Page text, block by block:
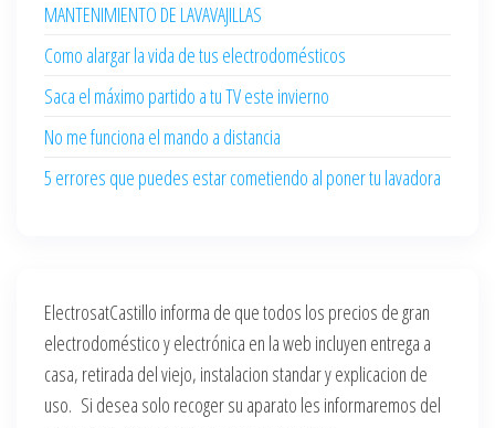
MANTENIMIENTO DE LAVAVAJILLAS
Como alargar la vida de tus electrodomésticos
Saca el máximo partido a tu TV este invierno
No me funciona el mando a distancia
5 errores que puedes estar cometiendo al poner tu lavadora
ElectrosatCastillo informa de que todos los precios de gran
electrodoméstico y electrónica en la web incluyen entrega a
casa, retirada del viejo, instalacion standar y explicacion de
uso. Si desea solo recoger su aparato les informaremos del